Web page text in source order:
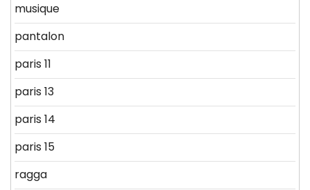
musique
pantalon
paris 11
paris 13
paris 14
paris 15
ragga